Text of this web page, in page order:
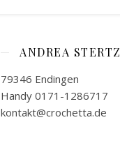
ANDREA STERTZ
79346 Endingen
Handy 0171-1286717
kontakt@crochetta.de